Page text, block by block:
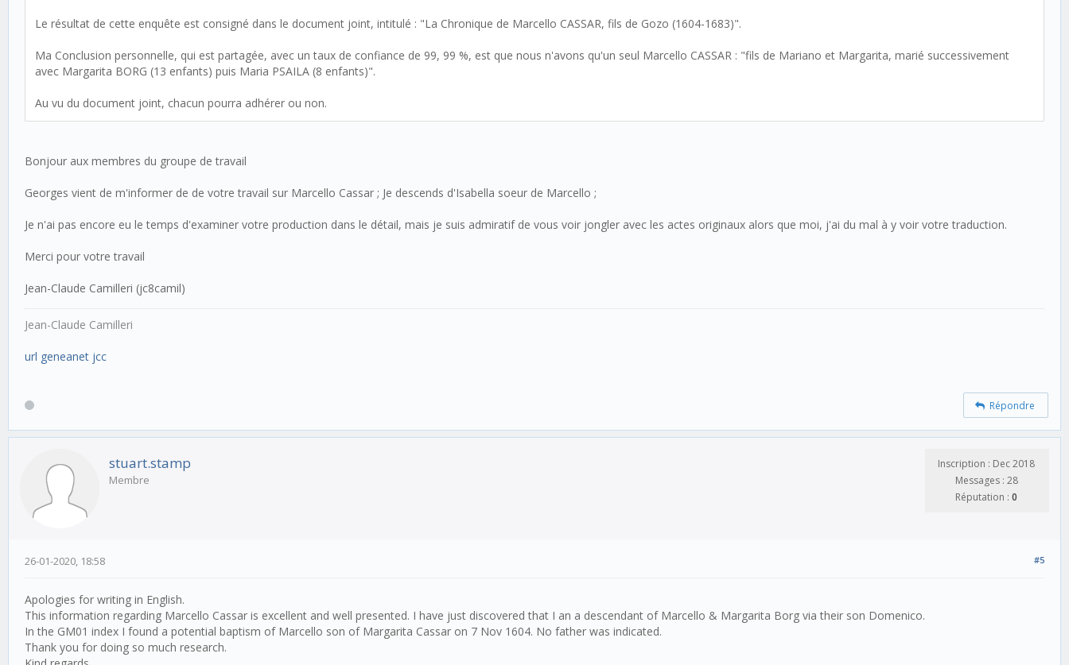
Le résultat de cette enquête est consigné dans le document joint, intitulé : "La Chronique de Marcello CASSAR, fils de Gozo (1604-1683)".
Ma Conclusion personnelle, qui est partagée, avec un taux de confiance de 99, 99 %, est que nous n'avons qu'un seul Marcello CASSAR : "fils de Mariano et Margarita, marié successivement
avec Margarita BORG (13 enfants) puis Maria PSAILA (8 enfants)".
Au vu du document joint, chacun pourra adhérer ou non.
Bonjour aux membres du groupe de travail
Georges vient de m'informer de de votre travail sur Marcello Cassar ; Je descends d'Isabella soeur de Marcello ;
Je n'ai pas encore eu le temps d'examiner votre production dans le détail, mais je suis admiratif de vous voir jongler avec les actes originaux alors que moi, j'ai du mal à y voir votre traduction.
Merci pour votre travail
Jean-Claude Camilleri (jc8camil)
Jean-Claude Camilleri
url geneanet jcc
Répondre
stuart.stamp
Membre
Inscription : Dec 2018
Messages : 28
Réputation : 0
#5
26-01-2020, 18:58
Apologies for writing in English.
This information regarding Marcello Cassar is excellent and well presented. I have just discovered that I an a descendant of Marcello & Margarita Borg via their son Domenico.
In the GM01 index I found a potential baptism of Marcello son of Margarita Cassar on 7 Nov 1604. No father was indicated.
Thank you for doing so much research.